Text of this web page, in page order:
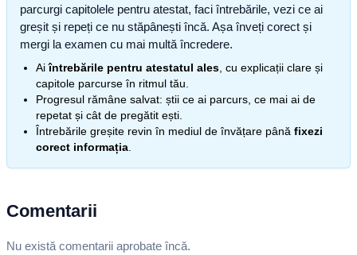
parcurgi capitolele pentru atestat, faci întrebările, vezi ce ai
greșit și repeți ce nu stăpânești încă. Așa înveți corect și
mergi la examen cu mai multă încredere.
Aiîntrebările pentru atestatul ales , cu explicații clare și
capitole parcurse în ritmul tău.
Progresul rămâne salvat: știi ce ai parcurs, ce mai ai de
repetat și cât de pregătit ești.
Întrebările greșite revin în mediul de învățare până fixezi
corect informația
Comentarii
Nu există comentarii aprobate încă.